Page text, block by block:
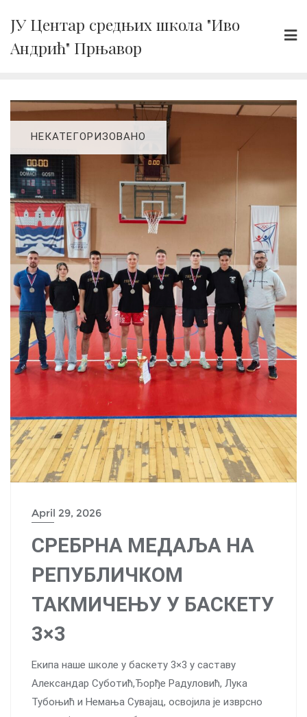
content
ЈУ Центар средњих школа "Иво
Андрић" Прњавор
НЕКАТЕГОРИЗОВАНО
April 29, 2026
СРЕБРНА МЕДАЉА НА
РЕПУБЛИЧКОМ
ТАКМИЧЕЊУ У БАСКЕТУ
3×3
Екипа наше школе у баскету 3×3 у саставу
Александар Суботић,Ђорђе Радуловић, Лука
Тубоњић и Немања Сувајац, освојила је изврсно